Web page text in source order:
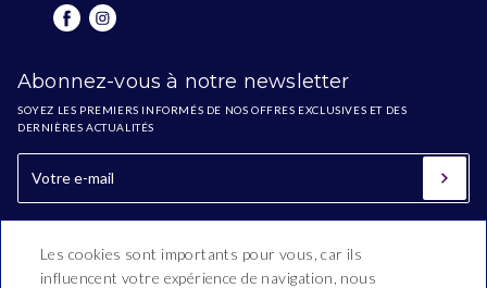
Abonnez-vous à notre newsletter
SOYEZ LES PREMIERS INFORMÉS DE NOS OFFRES EXCLUSIVES ET DES
DERNIÈRES ACTUALITÉS
Les cookies sont importants pour vous, car ils
influencent votre expérience de navigation, nous